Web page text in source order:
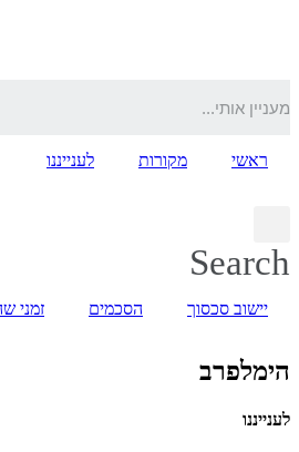
ראשי מקורות לענייננו
Search
יישוב סכסוך הסכמים זמני
הימלפרב
לענייננו